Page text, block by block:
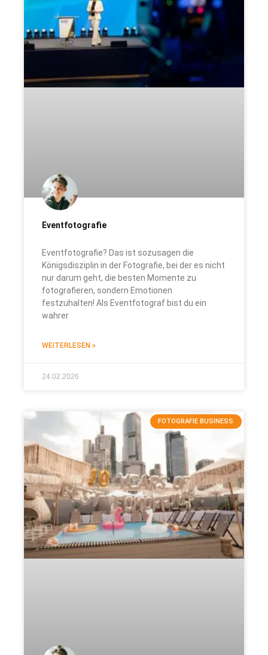
Eventfotografie
Eventfotografie? Das ist sozusagen die
Königsdisziplin in der Fotografie, bei der es nicht
nur darum geht, die besten Momente zu
fotografieren, sondern Emotionen
festzuhalten! Als Eventfotograf bist du ein
wahrer
WEITERLESEN »
24.02.2026
FOTOGRAFIE BUSINESS